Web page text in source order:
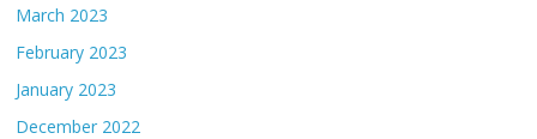
March 2023
February 2023
January 2023
December 2022